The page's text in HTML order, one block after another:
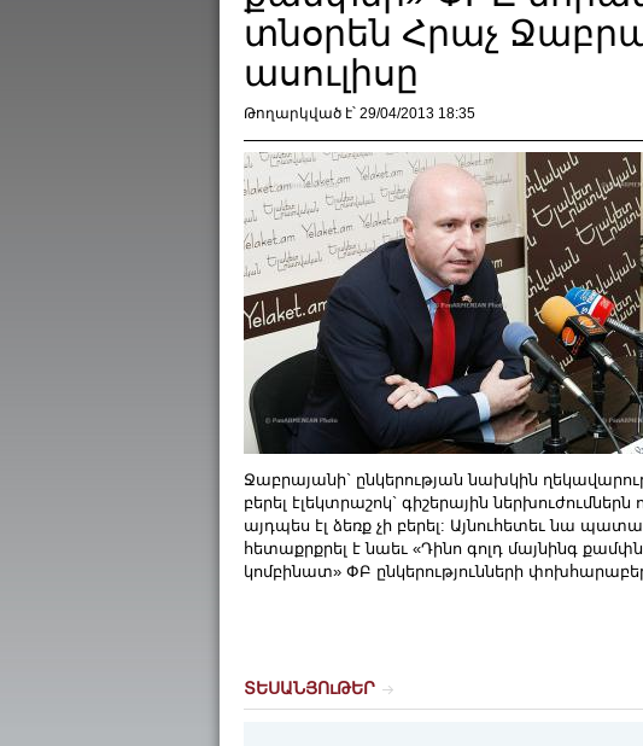
տնօրեն Հրաչ
ասուլիսը
Թողարկված է՝ 29/04/2013 18:35
Ջաբրայանի` ընկերության նախկին
բերել էլեկտրաշոկ` գիշերային
այդպես էլ ձեռք չի բերել: Այնուհետեւ նա
հետաքրքրել է նաեւ «Դինո գոլդ մայնինգ
կոմբինատ» ՓԲ ընկերությունների
ՏԵՍԱՆՅՈւԹԵՐ